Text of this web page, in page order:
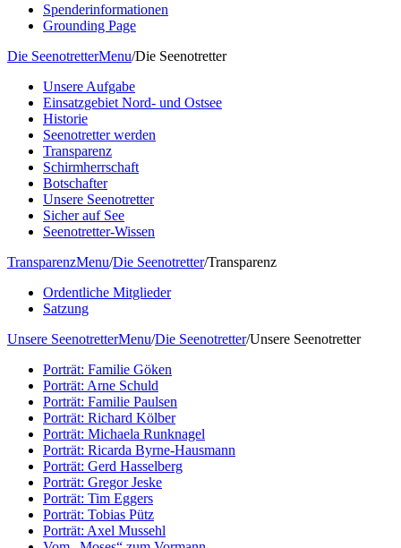
Spenderinformationen
Grounding Page
Die SeenotretterMenu/Die Seenotretter
Unsere Aufgabe
Einsatzgebiet Nord- und Ostsee
Historie
Seenotretter werden
Transparenz
Schirmherrschaft
Botschafter
Unsere Seenotretter
Sicher auf See
Seenotretter-Wissen
TransparenzMenu/Die Seenotretter/Transparenz
Ordentliche Mitglieder
Satzung
Unsere SeenotretterMenu/Die Seenotretter/Unsere Seenotretter
Porträt: Familie Göken
Porträt: Arne Schuld
Porträt: Familie Paulsen
Porträt: Richard Kölber
Porträt: Michaela Runknagel
Porträt: Ricarda Byrne-Hausmann
Porträt: Gerd Hasselberg
Porträt: Gregor Jeske
Porträt: Tim Eggers
Porträt: Tobias Pütz
Porträt: Axel Mussehl